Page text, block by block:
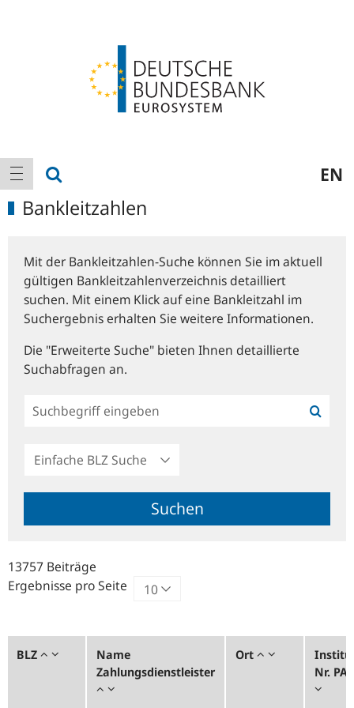
Hauptnavigation
Navigation anzeigen EN
Bankleitzahlen
Mit der Bankleitzahlen-Suche können Sie im aktuell
gültigen Bankleitzahlenverzeichnis detailliert
suchen. Mit einem Klick auf eine Bankleitzahl im
Suchergebnis erhalten Sie weitere Informationen.
Die "Erweiterte Suche" bieten Ihnen detaillierte
Suchabfragen an.
Einfache
Suche
Suchen
13757 Beiträge
Ergebnisse pro Seite
BLZ
Name
Zahlungsdienstleister
Ort
Nr.